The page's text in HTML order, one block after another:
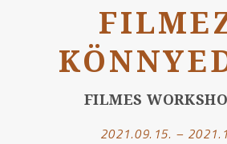
FILMES
2021.09.15. –